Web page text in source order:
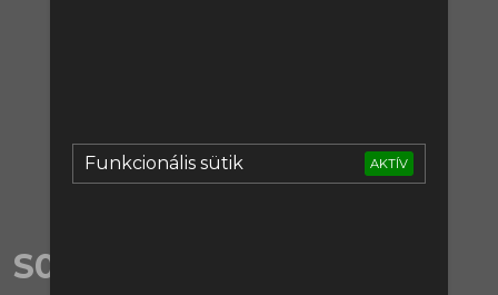
Funkcionális sütik AKTÍV
Bejelentkezés
S06E20 | Ne packázz a